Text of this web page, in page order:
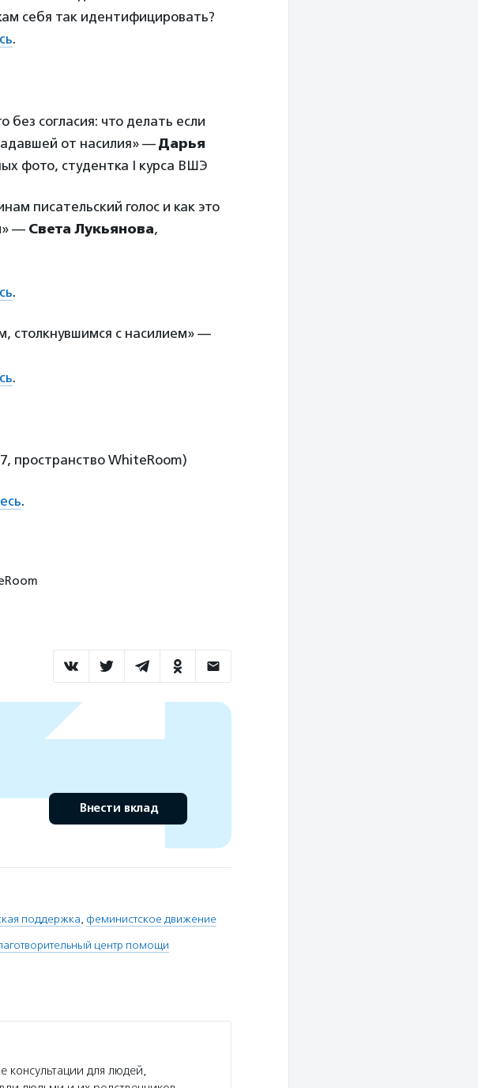
себя так идентифицировать?
.
согласия: что делать если
от насилия» — Дарья
фото, студентка I курса ВШЭ
писательский голос и как это
— Света Лукьянова,
.
столкнувшимся с насилием» —
.
пространство WhiteRoom)
.
Внести вклад
поддержка, феминистское движение
центр помощи
консультации для людей,